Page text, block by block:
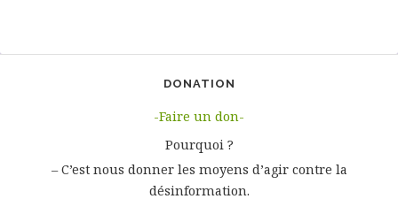
DONATION
-Faire un don-
Pourquoi ?
– C’est nous donner les moyens d’agir contre la
désinformation.